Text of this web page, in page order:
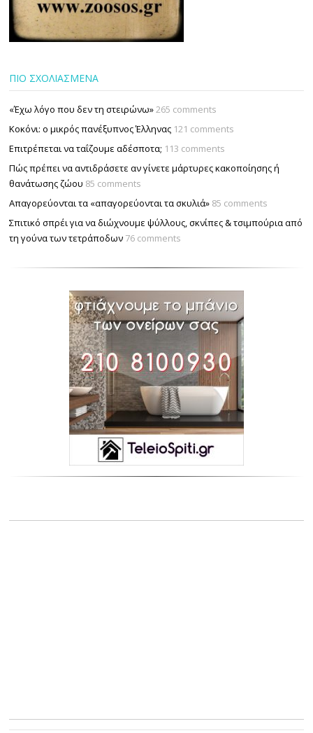
ΠΙΟ ΣΧΟΛΙΑΣΜΕΝΑ
«Έχω λόγο που δεν τη στειρώνω»265 comments
Κοκόνι: ο μικρός πανέξυπνος Έλληνας 121 comments
Επιτρέπεται να ταΐζουµε αδέσποτα; 113 comments
Πώς πρέπει να αντιδράσετε αν γίνετε μάρτυρες κακοποίησης ή
θανάτωσης ζώου 85 comments
Απαγορεύονται τα «απαγορεύονται τα σκυλιά» 85 comments
Σπιτικό σπρέι για να διώχνουμε ψύλλους, σκνίπες & τσιμπούρια από
τη γούνα των τετράποδων 76 comments